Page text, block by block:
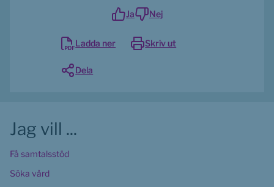
Ja
Nej
Ladda ner Skriv ut
Dela
Jag vill ...
Få samtalsstöd
Söka vård